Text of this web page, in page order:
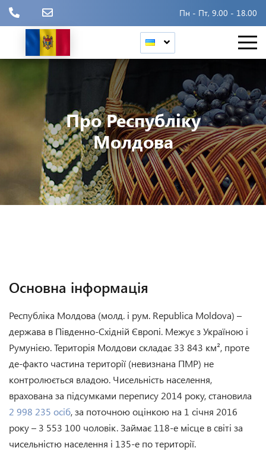
Пн - Пт, 9.00 - 18.00
Про Республіку
Молдова
Основна інформація
Республіка Молдова (молд. і рум. Republica Moldova) –
держава в Південно-Східній Європі. Межує з Україною і
Румунією. Територія Молдови складає 33 843 км², проте
де-факто частина території (невизнана ПМР) не
контролюється владою. Чисельність населення,
врахована за підсумками перепису 2014 року, становила
2 998 235 осіб, за поточною оцінкою на 1 січня 2016
року – 3 553 100 чоловік. Займає 118-е місце в світі за
чисельністю населення і 135-е по території.